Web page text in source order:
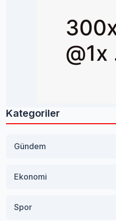
Kategoriler
Gündem
Ekonomi
Spor